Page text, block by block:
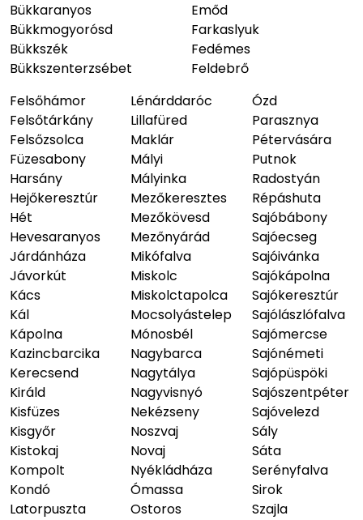
Bükkaranyos
Bükkmogyorósd
Bükkszék
Bükkszenterzsébet
Emőd
Farkaslyuk
Fedémes
Feldebrő
Felsőhámor
Felsőtárkány
Felsőzsolca
Füzesabony
Harsány
Hejőkeresztúr
Hét
Hevesaranyos
Járdánháza
Jávorkút
Kács
Kál
Kápolna
Kazincbarcika
Kerecsend
Királd
Kisfüzes
Kisgyőr
Kistokaj
Kompolt
Kondó
Latorpuszta
Lénárddaróc
Lillafüred
Maklár
Mályi
Mályinka
Mezőkeresztes
Mezőkövesd
Mezőnyárád
Mikófalva
Miskolc
Miskolctapolca
Mocsolyástelep
Mónosbél
Nagybarca
Nagytálya
Nagyvisnyó
Nekézseny
Noszvaj
Novaj
Nyékládháza
Ómassa
Ostoros
Ózd
Parasznya
Pétervására
Putnok
Radostyán
Répáshuta
Sajóbábony
Sajóecseg
Sajóivánka
Sajókápolna
Sajókeresztúr
Sajólászlófalva
Sajómercse
Sajónémeti
Sajópüspöki
Sajószentpéter
Sajóvelezd
Sály
Sáta
Serényfalva
Sirok
Szajla